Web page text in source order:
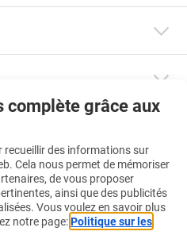
complète grâce aux
recueillir des informations sur
Cela nous permet de mémoriser
de vous proposer
ainsi que des publicités
Vous voulez en savoir plus
notre page:Politique sur les
notre app